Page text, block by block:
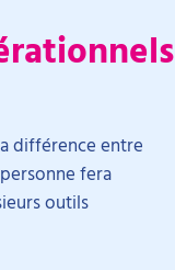
différence entre
fera
outils